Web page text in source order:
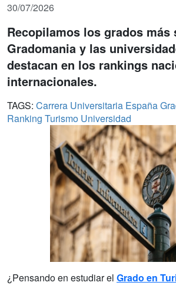
30/07/2026
Recopilamos los grados
Gradomania y las
destacan en los rankings
internacionales.
TAGS: Carrera Universitaria España
Ranking Turismo Universidad
¿Pensando en estudiar el Grado en